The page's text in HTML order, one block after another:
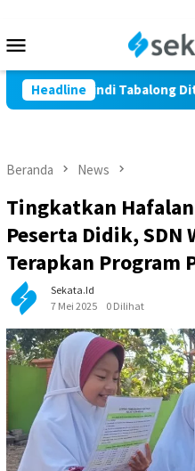
konten
Mobile
Headline
Marindi Tabalong
Beranda News
Tingkatkan
Peserta Didik, SDN
Terapkan Program
Sekata.id
7 Mei 2025
0 Dilihat